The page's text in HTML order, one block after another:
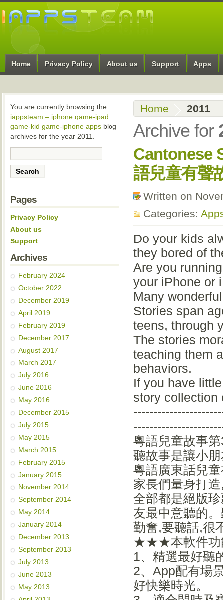
Home Privacy Policy About us Support Apps
Home 2011
Archive for
Cantonese
語兒童有聲
Written on
Categories:
Do your kids
they bored of
Are you
your iPhone or
Many
Stories span
teens, through
The stories
teaching them
behaviors.
If you have
story collection
粵語兒童故事
聽故事是讓小
粵語廣東話兒
家長們量身打
全部都是絕版
友最中意聽的
勤奮,要聽話,很
★★★本軟件功
1、精選最好聽
2、App配有場
好快樂時光。
You are currently browsing the
iappsteam – iphone game-ipad
game-kid game-iphone apps blog
archives for the year 2011.
Pages
Privacy Policy
About us
Support
Archives
February 2024
October 2022
December 2019
April 2019
February 2019
December 2017
August 2017
March 2017
July 2016
June 2016
May 2016
December 2015
July 2015
May 2015
March 2015
February 2015
January 2015
November 2014
September 2014
May 2014
January 2014
December 2013
September 2013
July 2013
June 2013
May 2013